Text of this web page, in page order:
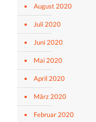
August 2020
Juli 2020
Juni 2020
Mai 2020
April 2020
März 2020
Februar 2020